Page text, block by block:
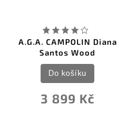
A.G.A. CAMPOLIN Diana
Santos Wood
3 899 Kč
Do košíku